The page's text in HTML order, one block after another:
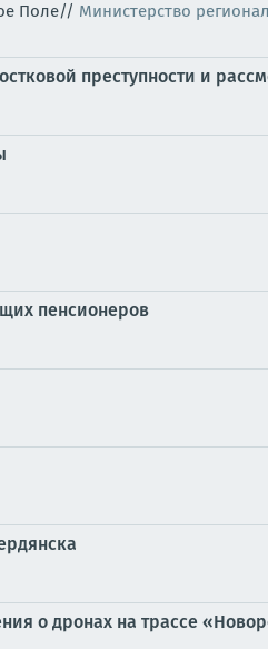
Поле// Министерство
преступности и
пенсионеров
о дронах на трассе